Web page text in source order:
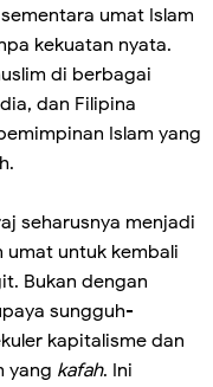
umat Islam
kekuatan nyata.
di berbagai
dan Filipina
Islam yang
seharusnya menjadi
untuk kembali
Bukan dengan
sungguh-
kapitalisme dan
yang kafah. Ini